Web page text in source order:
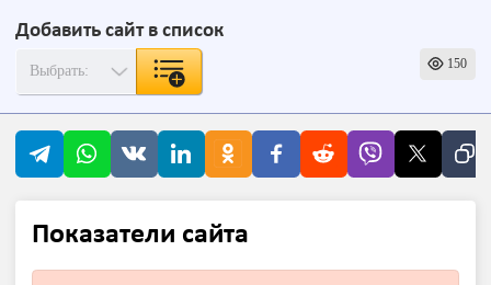
Добавить сайт в список
150
Показатели сайта